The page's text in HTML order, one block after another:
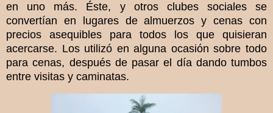
en uno más. Éste, y otros clubes sociales se
convertían en lugares de almuerzos y cenas con
precios asequibles para todos los que quisieran
acercarse. Los utilizó en alguna ocasión sobre todo
para cenas, después de pasar el día dando tumbos
entre visitas y caminatas.